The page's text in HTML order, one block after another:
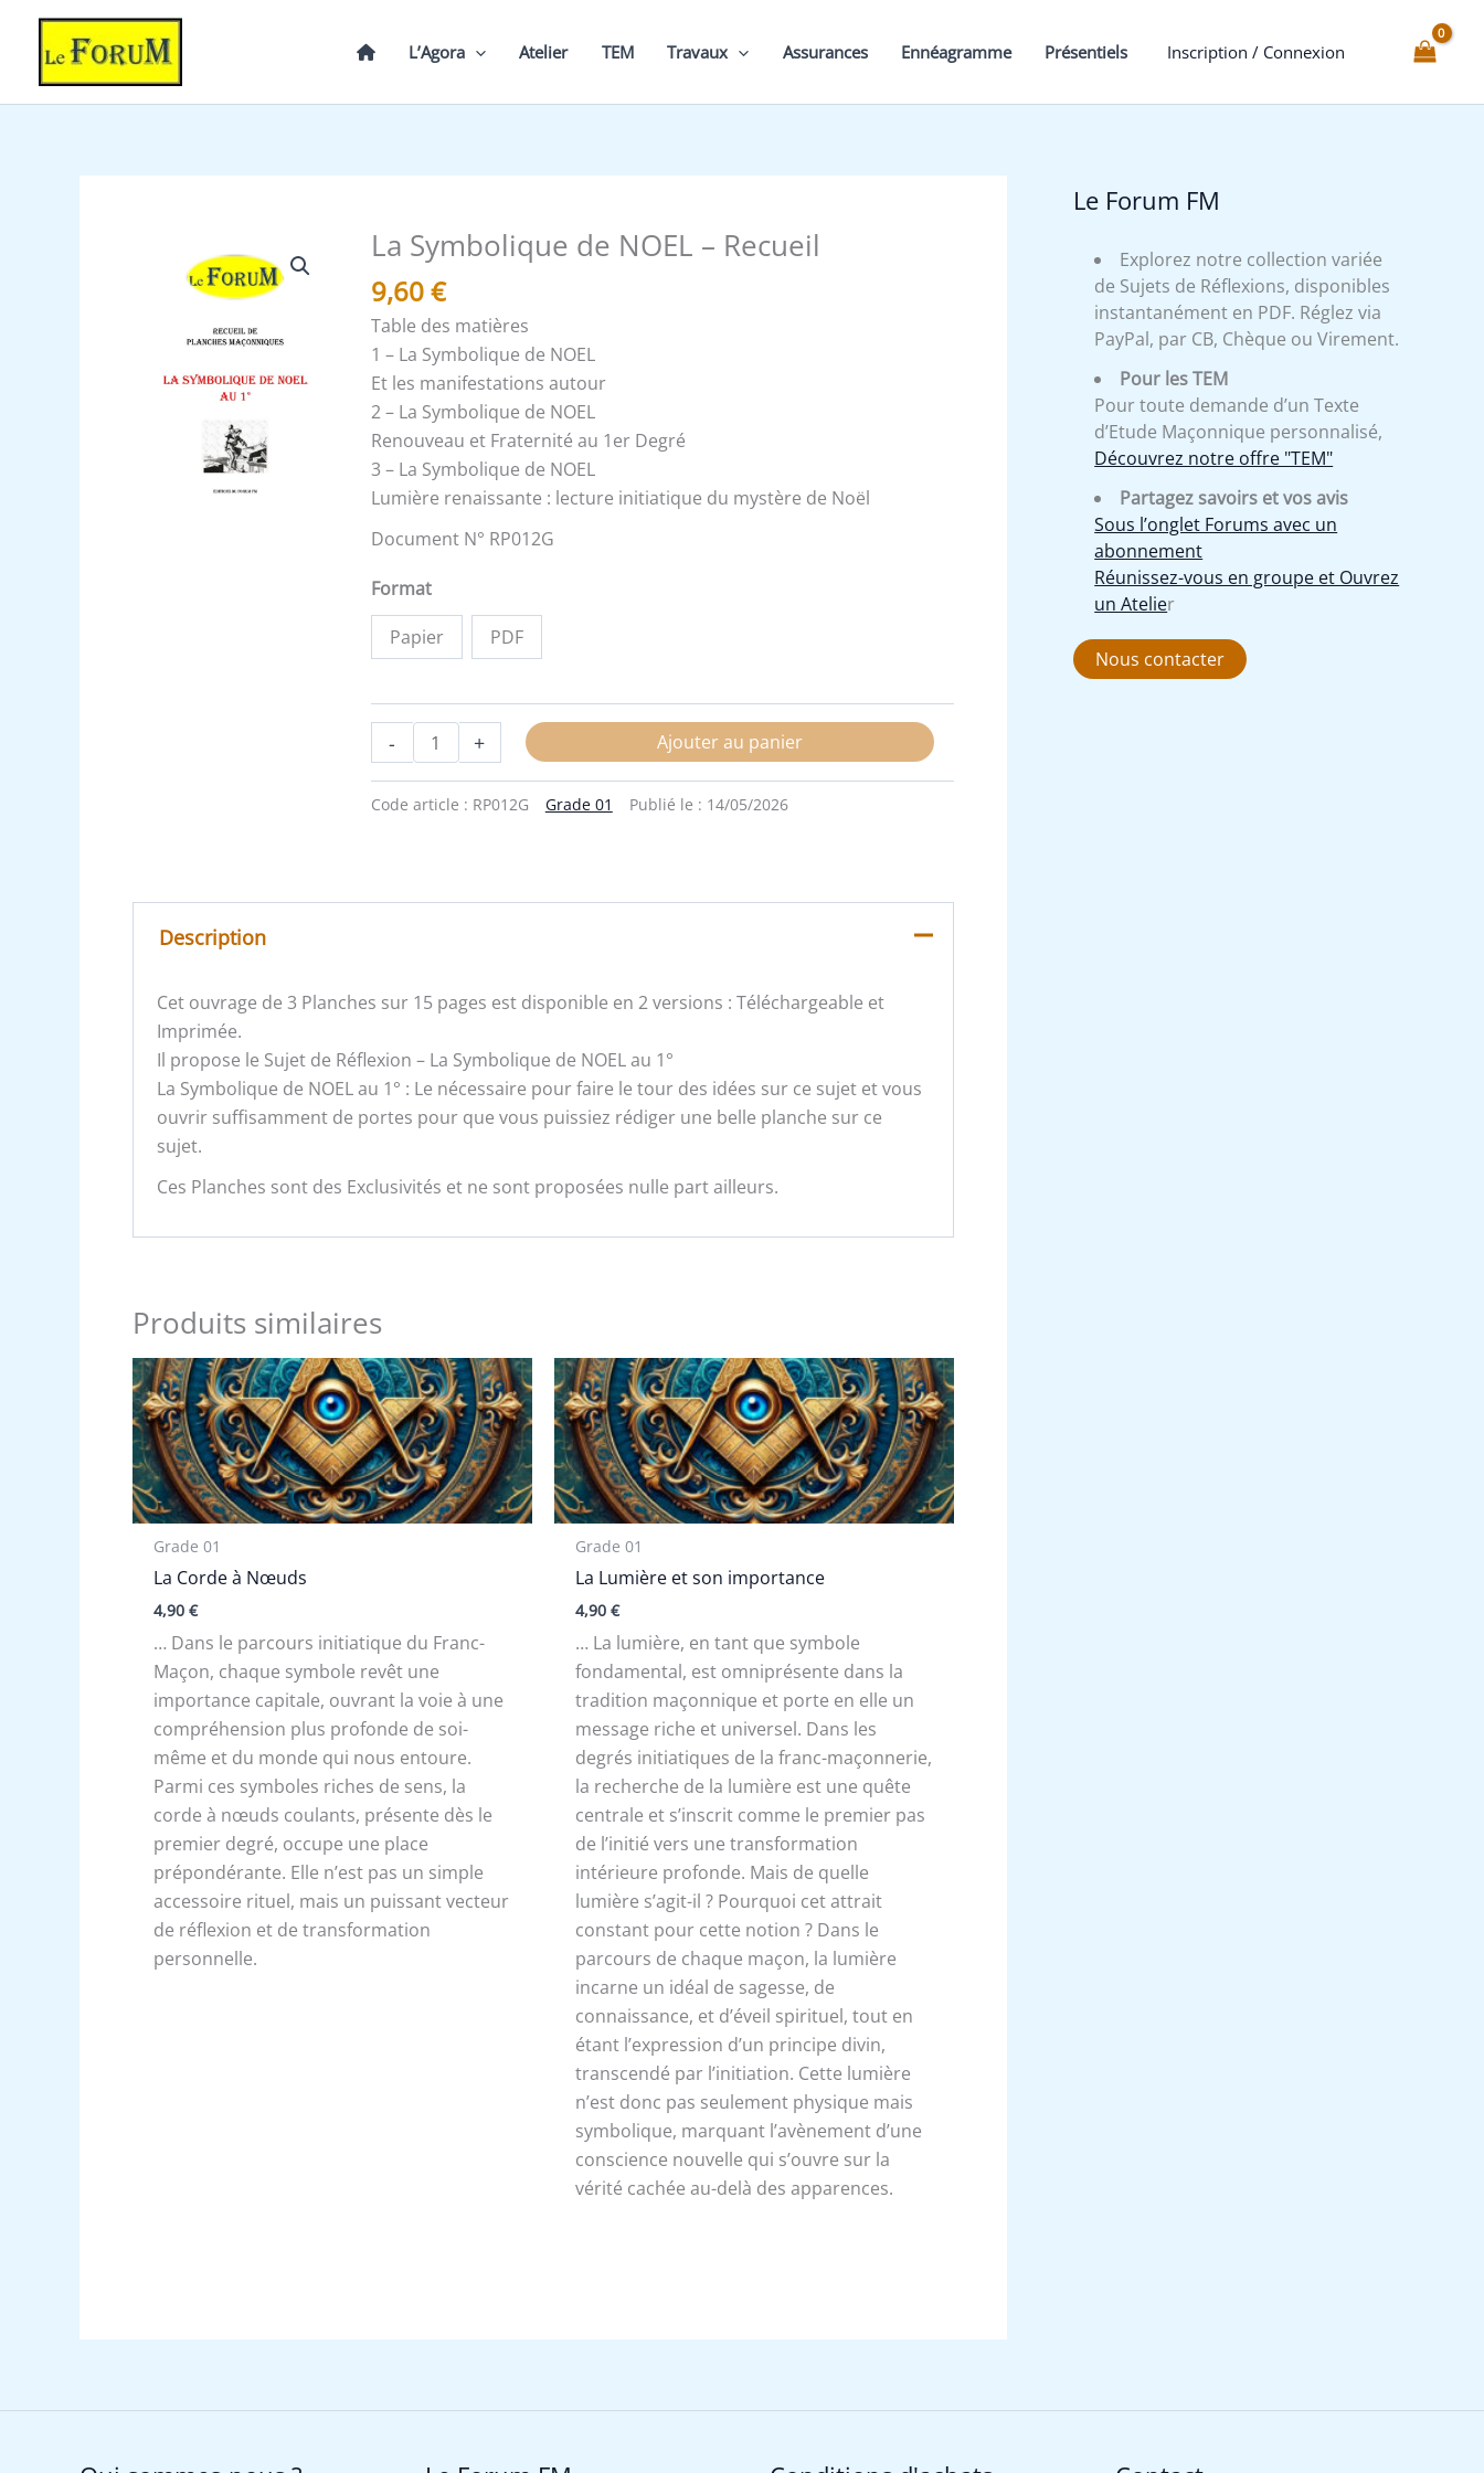
contenu
L’Agora Atelier TEM Travaux Assurances Ennéagramme Présentiels Inscription / Connexion
La Symbolique de NOEL – Recueil
9,60€
Table des matières
1 – La Symbolique de NOEL
Et les manifestations autour
2 – La Symbolique de NOEL
Renouveau et Fraternité au 1er Degré
3 – La Symbolique de NOEL
Lumière renaissante : lecture initiatique du mystère de Noël
Document N° RP012G
Format
Papier PDF
-
quantité
La
Symbolique
de
NOEL
-
Recueil
+ Ajouter au panier
Code article : RP012G Grade 01 Publié le : 14/05/2026
Description
Cet ouvrage de 3 Planches sur 15 pages est disponible en 2 versions : Téléchargeable et
Imprimée.
Il propose le Sujet de Réflexion – La Symbolique de NOEL au 1°
La Symbolique de NOEL au 1° : Le nécessaire pour faire le tour des idées sur ce sujet et vous
ouvrir suffisamment de portes pour que vous puissiez rédiger une belle planche sur ce
sujet.
Ces Planches sont des Exclusivités et ne sont proposées nulle part ailleurs.
Produits similaires
Grade 01
La Corde à Nœuds
4,90€
… Dans le parcours initiatique du Franc-
Maçon, chaque symbole revêt une
importance capitale, ouvrant la voie à une
compréhension plus profonde de soi-
même et du monde qui nous entoure.
Parmi ces symboles riches de sens, la
corde à nœuds coulants, présente dès le
premier degré, occupe une place
prépondérante. Elle n’est pas un simple
accessoire rituel, mais un puissant vecteur
de réflexion et de transformation
personnelle.
Grade 01
La Lumière et son importance
4,90€
… La lumière, en tant que symbole
fondamental, est omniprésente dans la
tradition maçonnique et porte en elle un
message riche et universel. Dans les
degrés initiatiques de la franc-maçonnerie,
la recherche de la lumière est une quête
centrale et s’inscrit comme le premier pas
de l’initié vers une transformation
intérieure profonde. Mais de quelle
lumière s’agit-il ? Pourquoi cet attrait
constant pour cette notion ? Dans le
parcours de chaque maçon, la lumière
incarne un idéal de sagesse, de
connaissance, et d’éveil spirituel, tout en
étant l’expression d’un principe divin,
transcendé par l’initiation. Cette lumière
n’est donc pas seulement physique mais
symbolique, marquant l’avènement d’une
conscience nouvelle qui s’ouvre sur la
vérité cachée au-delà des apparences.
Le Forum FM
Explorez notre collection variée
de Sujets de Réflexions, disponibles
instantanément en PDF. Réglez via
PayPal, par CB, Chèque ou Virement.
Pour les TEM
Pour toute demande d’un Texte
d’Etude Maçonnique personnalisé,
Découvrez notre offre "TEM"
Partagez savoirs et vos avis
Sous l’onglet Forums avec un
abonnement
Réunissez-vous en groupe et Ouvrez
un Atelier
Nous contacter